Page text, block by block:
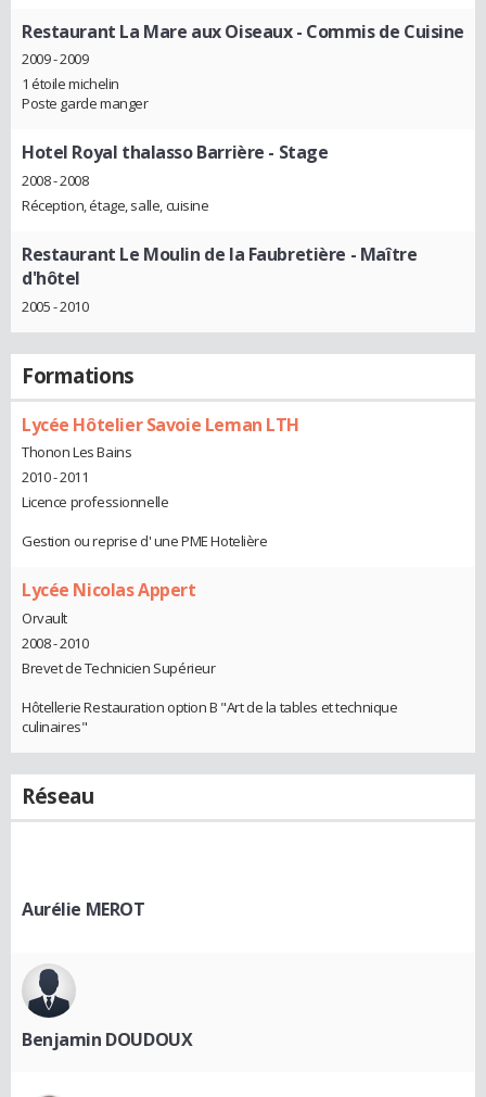
Restaurant La Mare aux Oiseaux- Commis de Cuisine
2009 - 2009
1 étoile michelin
Poste garde manger
Hotel Royal thalasso Barrière - Stage
2008 - 2008
Réception, étage, salle, cuisine
Restaurant Le Moulin de la Faubretière - Maître
d'hôtel
2005 - 2010
Formations
Lycée Hôtelier Savoie Leman LTH
Thonon Les Bains
2010 - 2011
Licence professionnelle
Gestion ou reprise d' une PME Hotelière
Lycée Nicolas Appert
Orvault
2008 - 2010
Brevet de Technicien Supérieur
Hôtellerie Restauration option B "Art de la tables et technique
culinaires"
Réseau
Aurélie MEROT
Benjamin DOUDOUX